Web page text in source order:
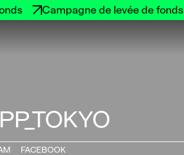
Campagne de levée de fonds
FACEBOOK